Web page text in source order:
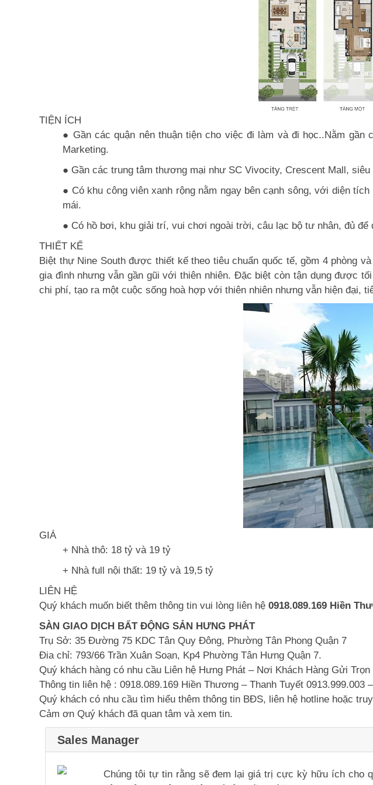
TIỆN ÍCH
● Gần các quận nên thuận tiện cho việc đi làm và đi học..Nằm
Marketing.
● Gần các trung tâm thương mại như SC Vivocity, Crescent Mall, siêu
● Có khu công viên xanh rộng nằm ngay bên cạnh sông, với diện
mái.
● Có hồ bơi, khu giải trí, vui chơi ngoài trời, câu lạc bộ tư nhân, đủ
THIẾT KẾ
Biệt thự Nine South được thiết kế theo tiêu chuẩn quốc tế, gồm 4 phòng
gia đình nhưng vẫn gần gũi với thiên nhiên. Đặc biệt còn tận dụng được
chi phí, tạo ra một cuộc sống hoà hợp với thiên nhiên nhưng vẫn hiện đại,
GIÁ
+ Nhà thô: 18 tỷ và 19 tỷ
+ Nhà full nội thất: 19 tỷ và 19,5 tỷ
LIÊN HỆ
Quý khách muốn biết thêm thông tin vui lòng liên hệ 0918.089.169 Hiền
SÀN GIAO DỊCH BẤT ĐỘNG SẢN HƯNG PHÁT
Trụ Sở: 35 Đường 75 KDC Tân Quy Đông, Phường Tân Phong Quận 7
Đia chỉ: 793/66 Trần Xuân Soạn, Kp4 Phường Tân Hưng Quận 7.
Quý khách hàng có nhu cầu Liên hệ Hưng Phát – Nơi Khách Hàng Gửi Trọn
Thông tin liên hệ : 0918.089.169 Hiền Thương – Thanh Tuyết 0913.999.003
Quý khách có nhu cầu tìm hiểu thêm thông tin BĐS, liên hệ hotline hoặc
Cảm ơn Quý khách đã quan tâm và xem tin.
Sales Manager
Chúng tôi tự tin rằng sẽ đem lại giá trị cực kỳ hữu ích cho